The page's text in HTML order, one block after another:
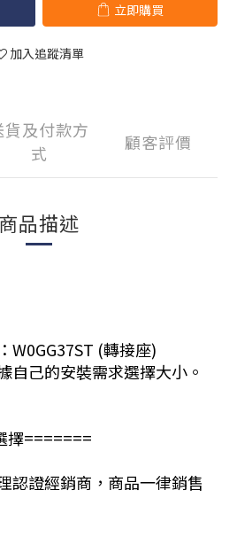
立即購買
加入追蹤清單
貨及付款方
式
顧客評價
商品描述
W0GG37ST (轉接座)
自己的安裝需求選擇大小。
擇=======
認證經銷商，商品一律銷售